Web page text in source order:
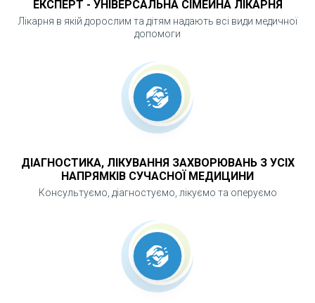
ВАЖЛИВИМ?
Хронічний тонзиліт може бути постійним
джерелом інфекції та причиною системних
ускладнень. Хірургічне лікування дозволяє
усунути патологічно змінені мигдалики,
зменшити ризик ускладнень і позбутися
лікарні забезпечує контроль, безпеку та
прогнозований результат.
ЕКСПЕРТ - УНІВЕРСАЛЬНА СІМЕЙНА ЛІКАРНЯ
Лікарня в якій дорослим та дітям надають всі види медичної
допомоги
ДІАГНОСТИКА, ЛІКУВАННЯ ЗАХВОРЮВАНЬ З УСІХ
НАПРЯМКІВ СУЧАСНОЇ МЕДИЦИНИ
Консультуємо, діагностуємо, лікуємо та оперуємо